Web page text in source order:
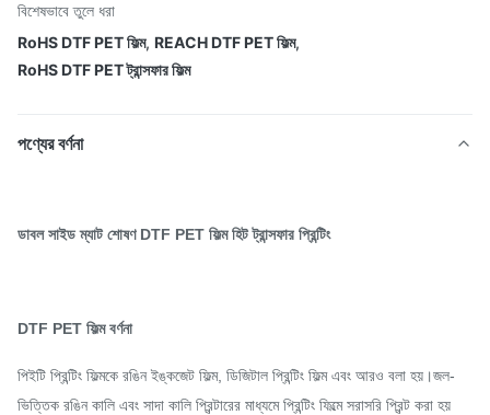
বিশেষভাবে তুলে ধরা
RoHS DTF PET ফিল্ম, REACH DTF PET ফিল্ম,
RoHS DTF PET ট্রান্সফার ফিল্ম
পণ্যের বর্ণনা
ডাবল সাইড ম্যাট শোষণ DTF PET ফিল্ম হিট ট্রান্সফার প্রিন্টিং
DTF PET ফিল্ম বর্ণনা
পিইটি প্রিন্টিং ফিল্মকে রঙিন ইঙ্কজেট ফিল্ম, ডিজিটাল প্রিন্টিং ফিল্ম এবং আরও বলা হয়।জল-
ভিত্তিক রঙিন কালি এবং সাদা কালি প্রিন্টারের মাধ্যমে প্রিন্টিং ফিল্মে সরাসরি প্রিন্ট করা হয়